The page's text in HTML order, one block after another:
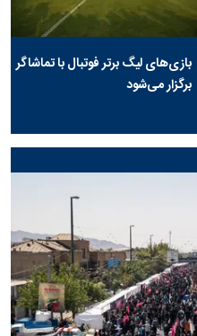
بازی‌های لیگ برتر فوتبال با تماشاگر
برگزار می‌شود